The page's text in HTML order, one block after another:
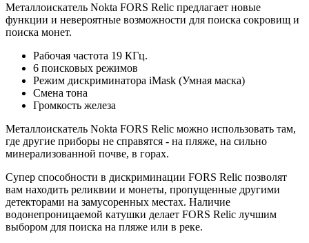
Металлоискатель Nokta FORS Relic предлагает новые
функции и невероятные возможности для поиска сокровищ и
поиска монет.
Рабочая частота 19 КГц.
6 поисковых режимов
Режим дискриминатора iMask (Умная маска)
Смена тона
Громкость железа
Металлоискатель Nokta FORS Relic можно использовать там,
где другие приборы не справятся - на пляже, на сильно
минерализованной почве, в горах.
Супер способности в дискриминации FORS Relic позволят
вам находить реликвии и монеты, пропущенные другими
детекторами на замусоренных местах. Наличие
водонепроницаемой катушки делает FORS Relic лучшим
выбором для поиска на пляже или в реке.